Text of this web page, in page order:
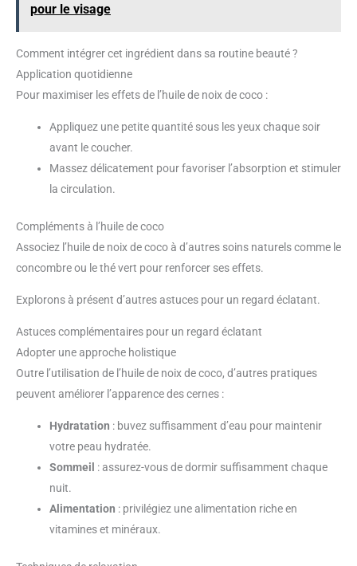
pour le visage
Comment intégrer cet ingrédient dans sa routine beauté ?
Application quotidienne
Pour maximiser les effets de l’huile de noix de coco :
Appliquez une petite quantité sous les yeux chaque soir
avant le coucher.
Massez délicatement pour favoriser l’absorption et stimuler
la circulation.
Compléments à l’huile de coco
Associez l’huile de noix de coco à d’autres soins naturels comme le
concombre ou le thé vert pour renforcer ses effets.
Explorons à présent d’autres astuces pour un regard éclatant.
Astuces complémentaires pour un regard éclatant
Adopter une approche holistique
Outre l’utilisation de l’huile de noix de coco, d’autres pratiques
peuvent améliorer l’apparence des cernes :
Hydratation : buvez suffisamment d’eau pour maintenir
votre peau hydratée.
Sommeil : assurez-vous de dormir suffisamment chaque
nuit.
Alimentation : privilégiez une alimentation riche en
vitamines et minéraux.